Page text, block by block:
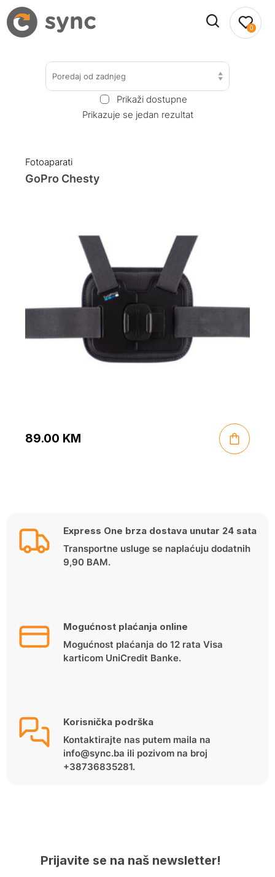
0
Poredaj od zadnjeg
Prikaži dostupne
Prikazuje se jedan rezultat
Fotoaparati
GoPro Chesty
89.00 KM
Express One brza dostava unutar 24 sata
Transportne usluge se naplaćuju dodatnih
9,90 BAM.
Mogućnost plaćanja online
Mogućnost plaćanja do 12 rata Visa
karticom UniCredit Banke.
Korisnička podrška
Kontaktirajte nas putem maila na
info@sync.ba ili pozivom na broj
+38736835281.
Prijavite se na naš newsletter!